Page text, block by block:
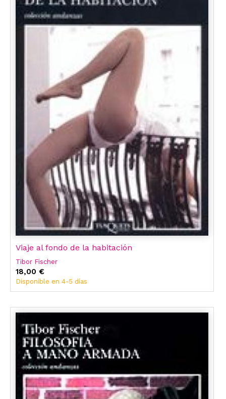
Viaje al fondo de la habitación
Tibor Fischer
18,00 €
Disponible en 4-5 días